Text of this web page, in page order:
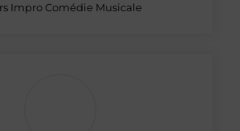
Impro Comédie Musicale